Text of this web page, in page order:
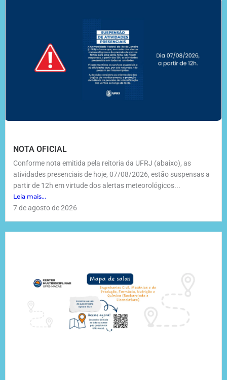
NOTA OFICIAL
Conforme nota emitida pela reitoria da UFRJ (abaixo), as
atividades presenciais de hoje, 07/08/2026, estão suspensas a
partir de 12h em virtude dos alertas meteorológicos...
Leia mais...
7 de agosto de 2026